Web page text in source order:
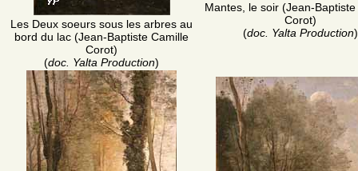
Les Deux soeurs sous les arbres au
bord du lac (Jean-Baptiste Camille
Corot)
(doc. Yalta Production)
Mantes, le soir (Jean-
Corot)
(doc. Yalta Production)